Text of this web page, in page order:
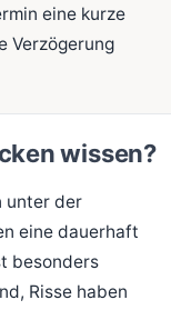
eine kurze
Verzögerung
wissen?
unter der
eine dauerhaft
besonders
Risse haben